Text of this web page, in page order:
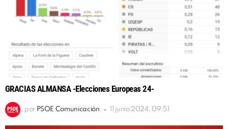
GRACIAS ALMANSA -Elecciones Europeas 24-
por PSOE Comunicación 11 junio 2024, 09:51